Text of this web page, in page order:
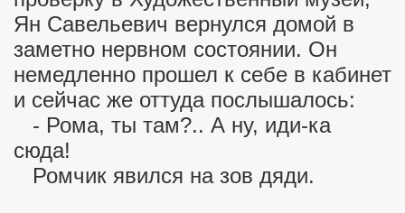
Ян Савельевич вернулся домой в
заметно нервном состоянии. Он
немедленно прошел к себе в кабинет
и сейчас же оттуда послышалось:
- Рома, ты там?.. А ну, иди-ка
сюда!
Ромчик явился на зов дяди.